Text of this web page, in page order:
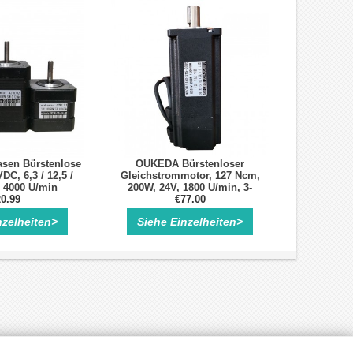
Bürstenlose
6,3 / 12,5 /
4000 U/min
OUKEDA Bürstenloser
Gleichstrommotor, 127 Ncm,
200W, 24V, 1800 U/min, 3-
Phasen, Ø60 mm mit
Passfedernut
€77.00
Siehe Einzelheiten>